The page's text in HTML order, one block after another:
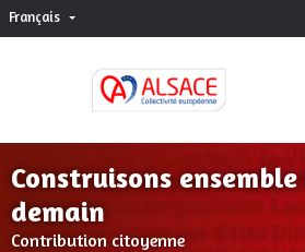
Français Choisir la langue
Construisons
demain
Contribution citoyenne